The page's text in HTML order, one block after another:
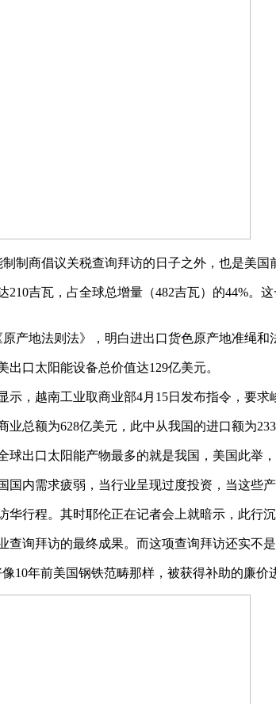
商倡议关税查询拜访的日子之外，也是美国
吉瓦，占全球总增量（482吉瓦）的44%。
地法则法》，明白进出口货色原产地准绳和
口太阳能设备总价值达129亿美元。
越南工业取商业部4月15日发布指令，要求
额为628亿美元，此中从我国的进口额为233
口太阳能产物最多的就是我国，美国此举，
需求疲弱，当行业呈现过度投资，当这些产
程。其时耶伦正在记者会上就暗示，此行
拜访的最终成果。而这项查询拜访还实不
年前美国钢铁范畴那样，被获得补助的廉价